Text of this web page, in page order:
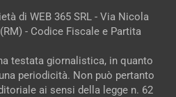
di WEB 365 SRL - Via Nicola
- Codice Fiscale e Partita
testata giornalistica, in quanto
periodicità. Non può pertanto
ai sensi della legge n. 62